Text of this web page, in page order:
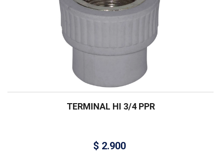
TERMINAL HI 3/4 PPR
$ 2.900